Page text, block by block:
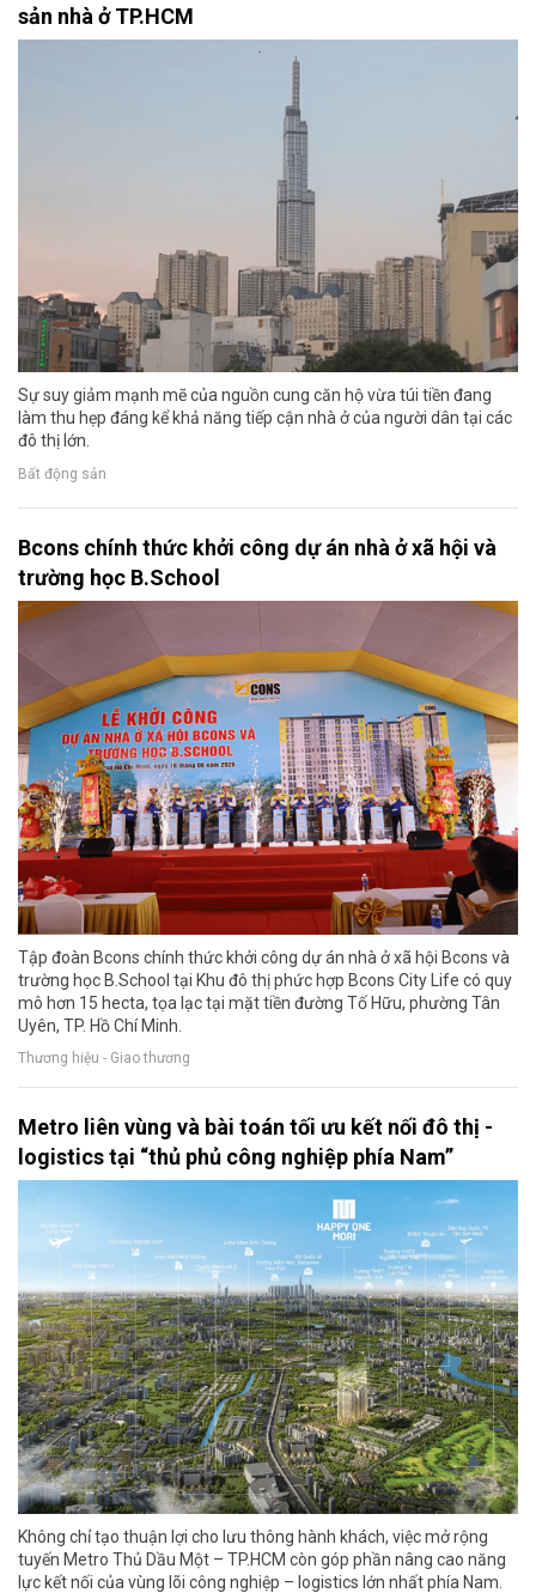
sản nhà ở TP.HCM
Sự suy giảm mạnh mẽ của nguồn cung căn hộ vừa túi tiền đang
làm thu hẹp đáng kể khả năng tiếp cận nhà ở của người dân tại các
đô thị lớn.
Bất động sản
Bcons chính thức khởi công dự án nhà ở xã hội và
trường học B.School
Tập đoàn Bcons chính thức khởi công dự án nhà ở xã hội Bcons và
trường học B.School tại Khu đô thị phức hợp Bcons City Life có quy
mô hơn 15 hecta, tọa lạc tại mặt tiền đường Tố Hữu, phường Tân
Uyên, TP. Hồ Chí Minh.
Thương hiệu - Giao thương
Metro liên vùng và bài toán tối ưu kết nối đô thị -
logistics tại “thủ phủ công nghiệp phía Nam”
Không chỉ tạo thuận lợi cho lưu thông hành khách, việc mở rộng
tuyến Metro Thủ Dầu Một – TP.HCM còn góp phần nâng cao năng
lực kết nối của vùng lõi công nghiệp – logistics lớn nhất phía Nam.